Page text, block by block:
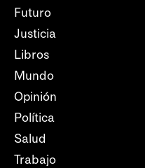
Futuro
Justicia
Libros
Mundo
Opinión
Política
Salud
Trabajo